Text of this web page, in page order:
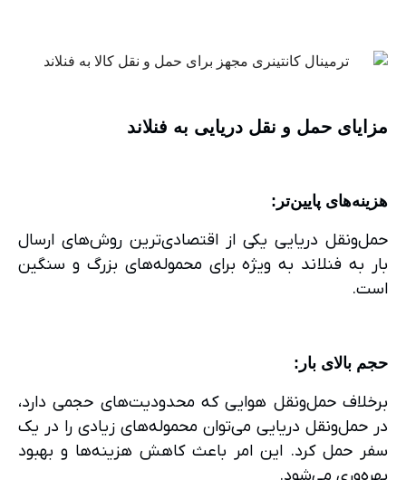
مزایای حمل و نقل دریایی به فنلاند
هزینه‌های پایین‌تر :
حمل‌ونقل دریایی یکی از اقتصادی‌ترین روش‌های ارسال
بار به فنلاند به ویژه برای محموله‌های بزرگ و سنگین
است.
حجم بالای بار :
برخلاف حمل‌ونقل هوایی که محدودیت‌های حجمی دارد،
در حمل‌ونقل دریایی می‌توان محموله‌های زیادی را در یک
سفر حمل کرد. این امر باعث کاهش هزینه‌ها و بهبود
بهره‌وری می‌شود.